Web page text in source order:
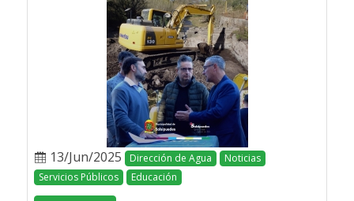
13/Jun/2025 Dirección de Agua
Noticias
Servicios Públicos
Educación